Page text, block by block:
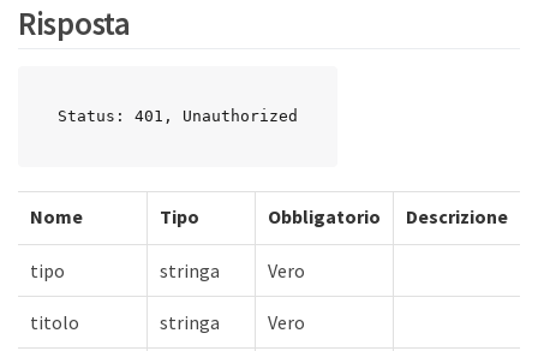
Risposta
Status: 401, Unauthorized
Nome Tipo Obbligatorio Descrizione
tipo stringa Vero
titolo stringa Vero